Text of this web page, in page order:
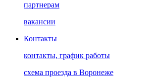
партнерам
вакансии
Контакты
контакты, график работы
схема проезда в Воронеже